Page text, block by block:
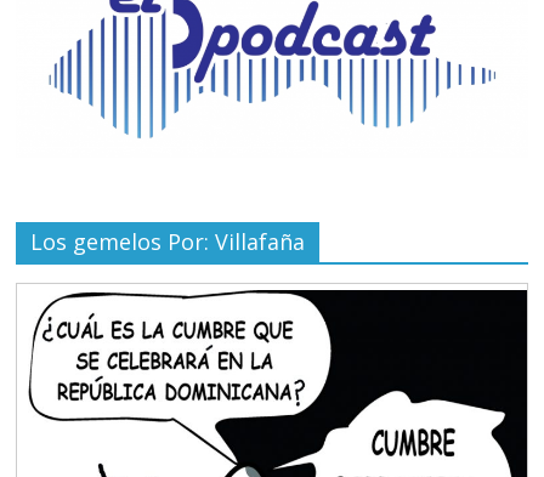
Los gemelos Por: Villafaña